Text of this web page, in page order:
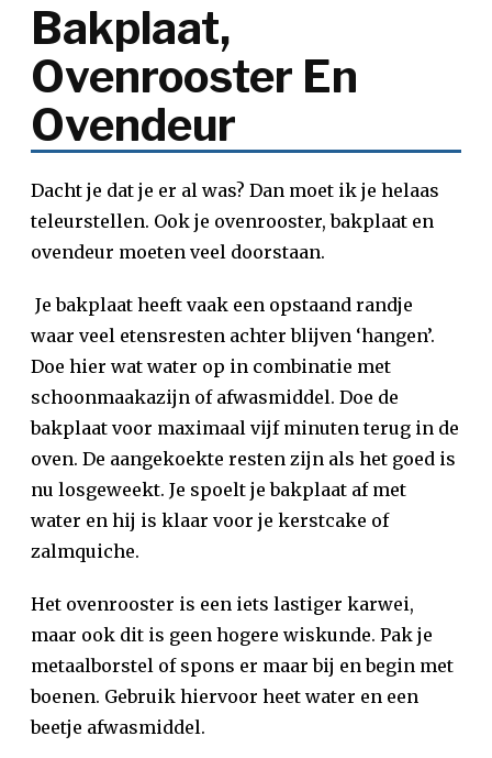
Bakplaat,
Ovenrooster En
Ovendeur
Dacht je dat je er al was? Dan moet ik je helaas
teleurstellen. Ook je ovenrooster, bakplaat en
ovendeur moeten veel doorstaan.
Je bakplaat heeft vaak een opstaand randje
waar veel etensresten achter blijven ‘hangen’.
Doe hier wat water op in combinatie met
schoonmaakazijn of afwasmiddel. Doe de
bakplaat voor maximaal vijf minuten terug in de
oven. De aangekoekte resten zijn als het goed is
nu losgeweekt. Je spoelt je bakplaat af met
water en hij is klaar voor je kerstcake of
zalmquiche.
Het ovenrooster is een iets lastiger karwei,
maar ook dit is geen hogere wiskunde. Pak je
metaalborstel of spons er maar bij en begin met
boenen. Gebruik hiervoor heet water en een
beetje afwasmiddel.